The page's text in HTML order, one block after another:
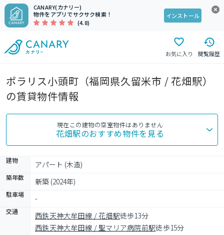
CANARY(カナリー)
物件をアプリでサクサク検索！
(4.8)
インストール
お気に入り 閲覧履歴
ポラリス小頭町（福岡県久留米市 / 花畑駅）
の賃貸物件情報
現在この建物の空室物件はありません
花畑駅のおすすめ物件を見る
建物 アパート (木造)
築年数 新築 (2024年)
駐車場 -
交通 西鉄天神大牟田線 / 花畑駅徒歩13分
西鉄天神大牟田線 / 聖マリア病院前駅徒歩15分